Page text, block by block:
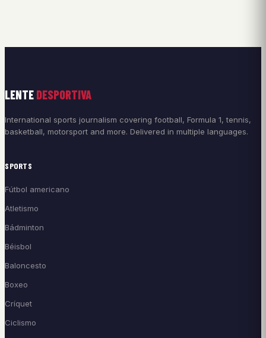
LENTE DESPORTIVA
International sports journalism covering football, Formula 1, tennis,
basketball, motorsport and more. Delivered in multiple languages.
SPORTS
Fútbol americano
Atletismo
Bádminton
Béisbol
Baloncesto
Boxeo
Críquet
Ciclismo